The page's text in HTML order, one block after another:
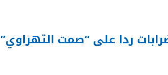
ردا على “صمت التهراوي”